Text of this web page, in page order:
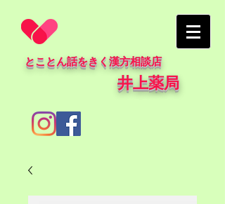
とことん話をきく漢方相談店
井上薬局